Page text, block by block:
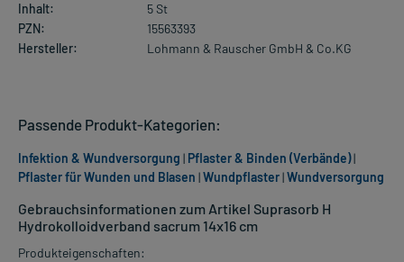
Inhalt:
5 St
PZN:
15563393
Hersteller:
Lohmann & Rauscher GmbH & Co.KG
Gebrauchsinformationen zum Artikel Suprasorb H
Hydrokolloidverband sacrum 14x16 cm
Produkteigenschaften:
Passende Produkt-Kategorien:
Infektion & Wundversorgung | Pflaster & Binden (Verbände)|
Pflaster für Wunden und Blasen |Wundpflaster|Wundversorgung